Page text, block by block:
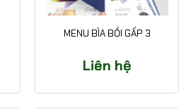
MENU BÌA BỒI GẤP 3
Liên hệ